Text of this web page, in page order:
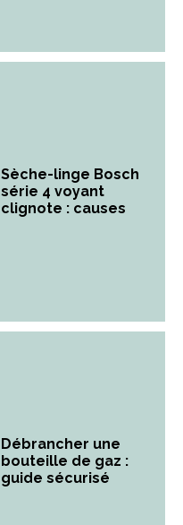
Sèche-linge Bosch
série 4 voyant
clignote : causes
Débrancher une
bouteille de gaz :
guide sécurisé